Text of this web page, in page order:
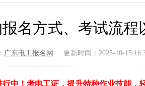
名方式、考试流程
广东电工报名网 更新时间：2025-10-15
中！考电工证，提升特种作业技能，